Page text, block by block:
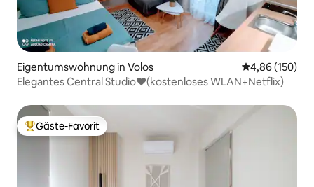
Eigentumswohnung in Volos
4,86 (150)
Elegantes Central Studio❤(kostenloses WLAN+Netflix)
Beliebter Gäste-Favorit.
Gäste-Favorit